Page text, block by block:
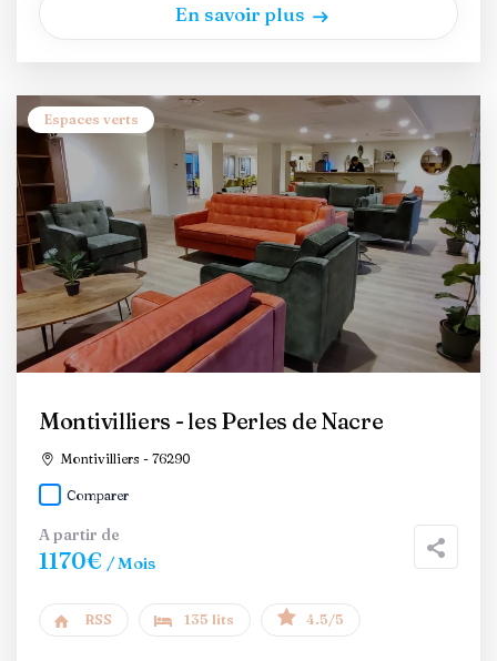
En savoir plus
Espaces verts
Montivilliers - les Perles de Nacre
Montivilliers - 76290
Comparer
A partir de
1170€ / Mois
RSS 135 lits 4.5/5